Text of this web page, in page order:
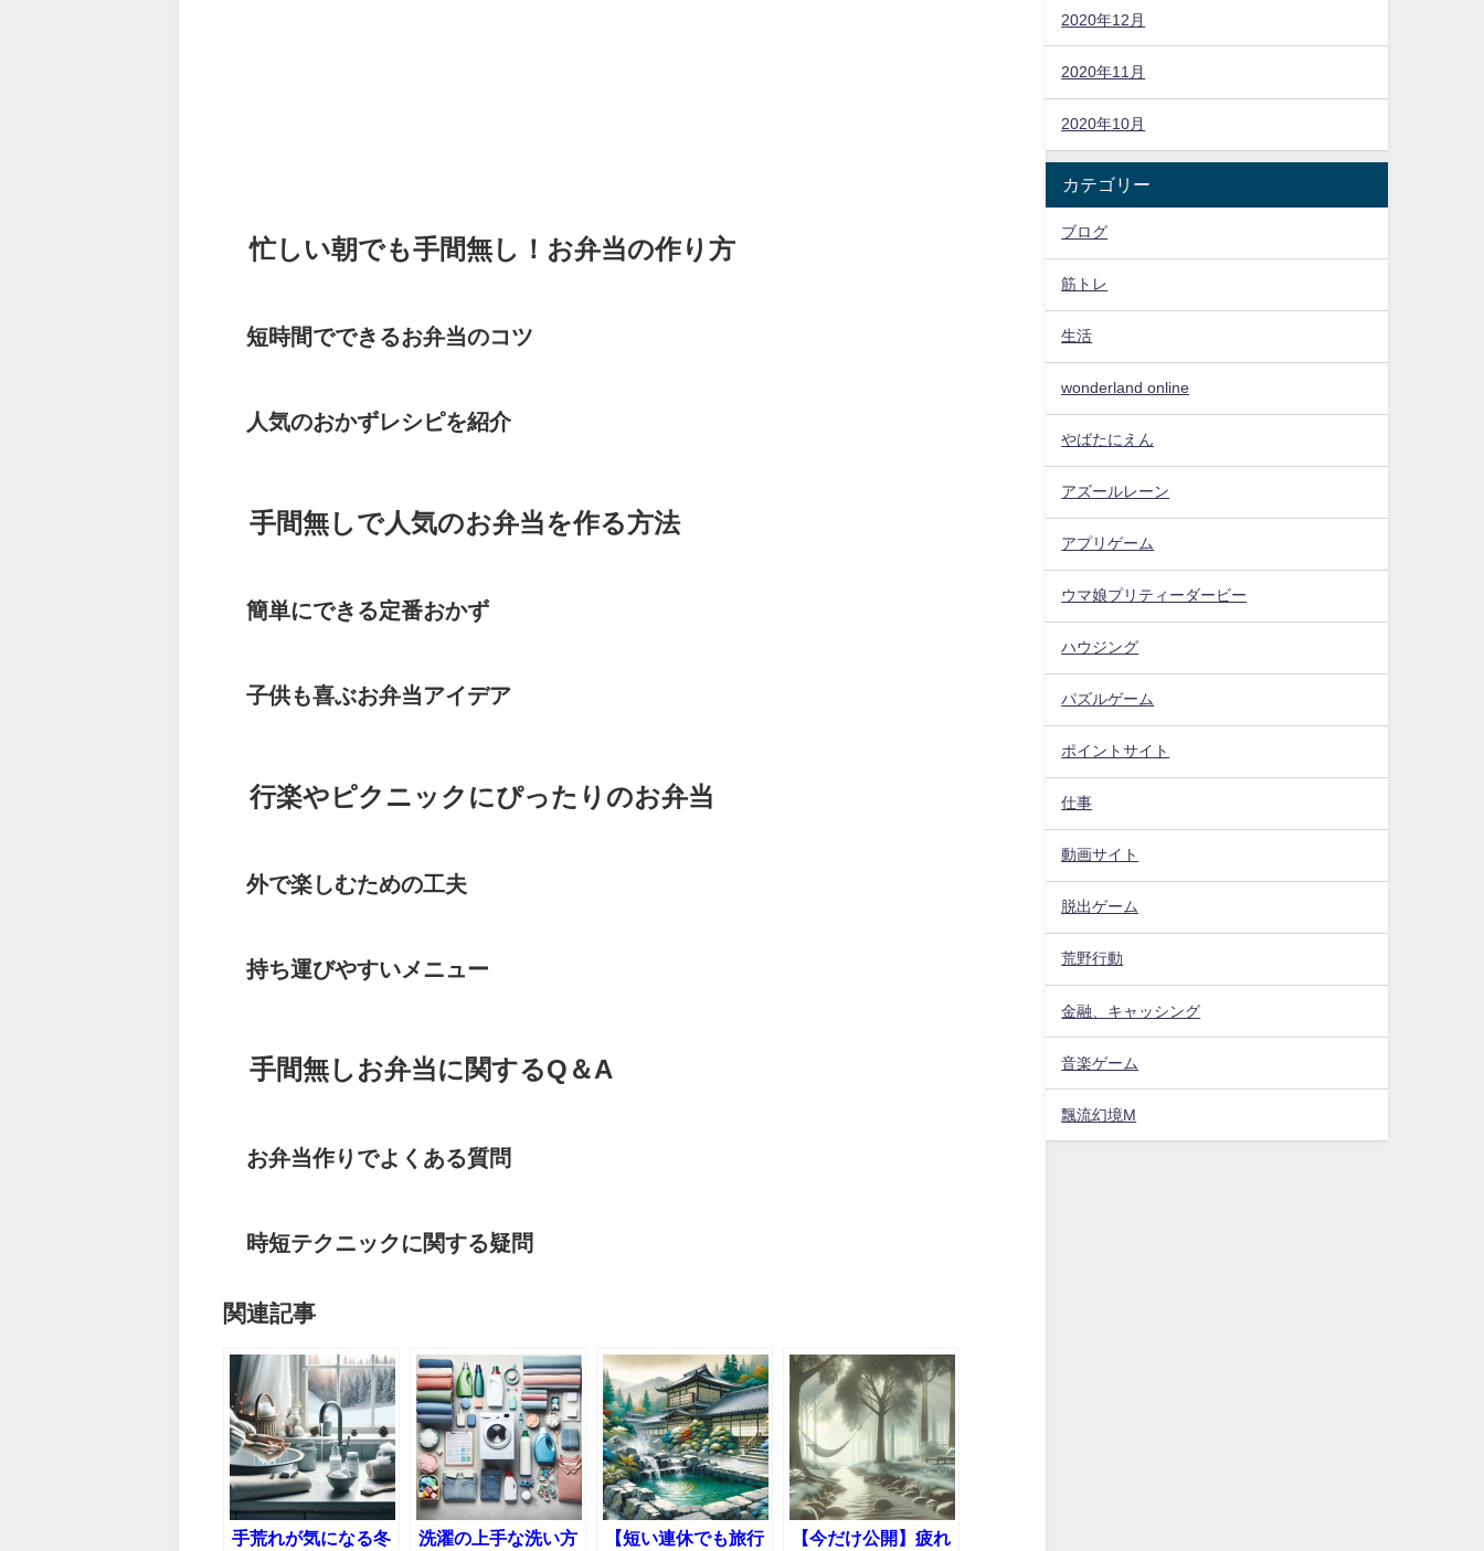
忙しい朝でも手間無し！お弁当の作り方
短時間でできるお弁当のコツ
人気のおかずレシピを紹介
手間無しで人気のお弁当を作る方法
簡単にできる定番おかず
子供も喜ぶお弁当アイデア
行楽やピクニックにぴったりのお弁当
外で楽しむための工夫
持ち運びやすいメニュー
手間無しお弁当に関するQ＆A
お弁当作りでよくある質問
時短テクニックに関する疑問
関連記事
手荒れが気になる冬
洗濯の上手な洗い方
【短い連休でも旅行
【今だけ公開】疲れ
2020年12月
2020年11月
2020年10月
カテゴリー
ブログ
筋トレ
生活
wonderland online
やばたにえん
アズールレーン
アプリゲーム
ウマ娘プリティーダービー
ハウジング
パズルゲーム
ポイントサイト
仕事
動画サイト
脱出ゲーム
荒野行動
金融、キャッシング
音楽ゲーム
飄流幻境M